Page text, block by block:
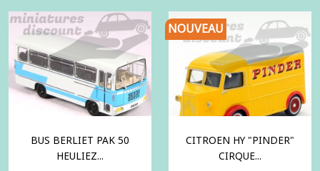
BUS BERLIET PAK 50
HEULIEZ...
CITROEN HY "PINDER"
CIRQUE...
NOUVEAU